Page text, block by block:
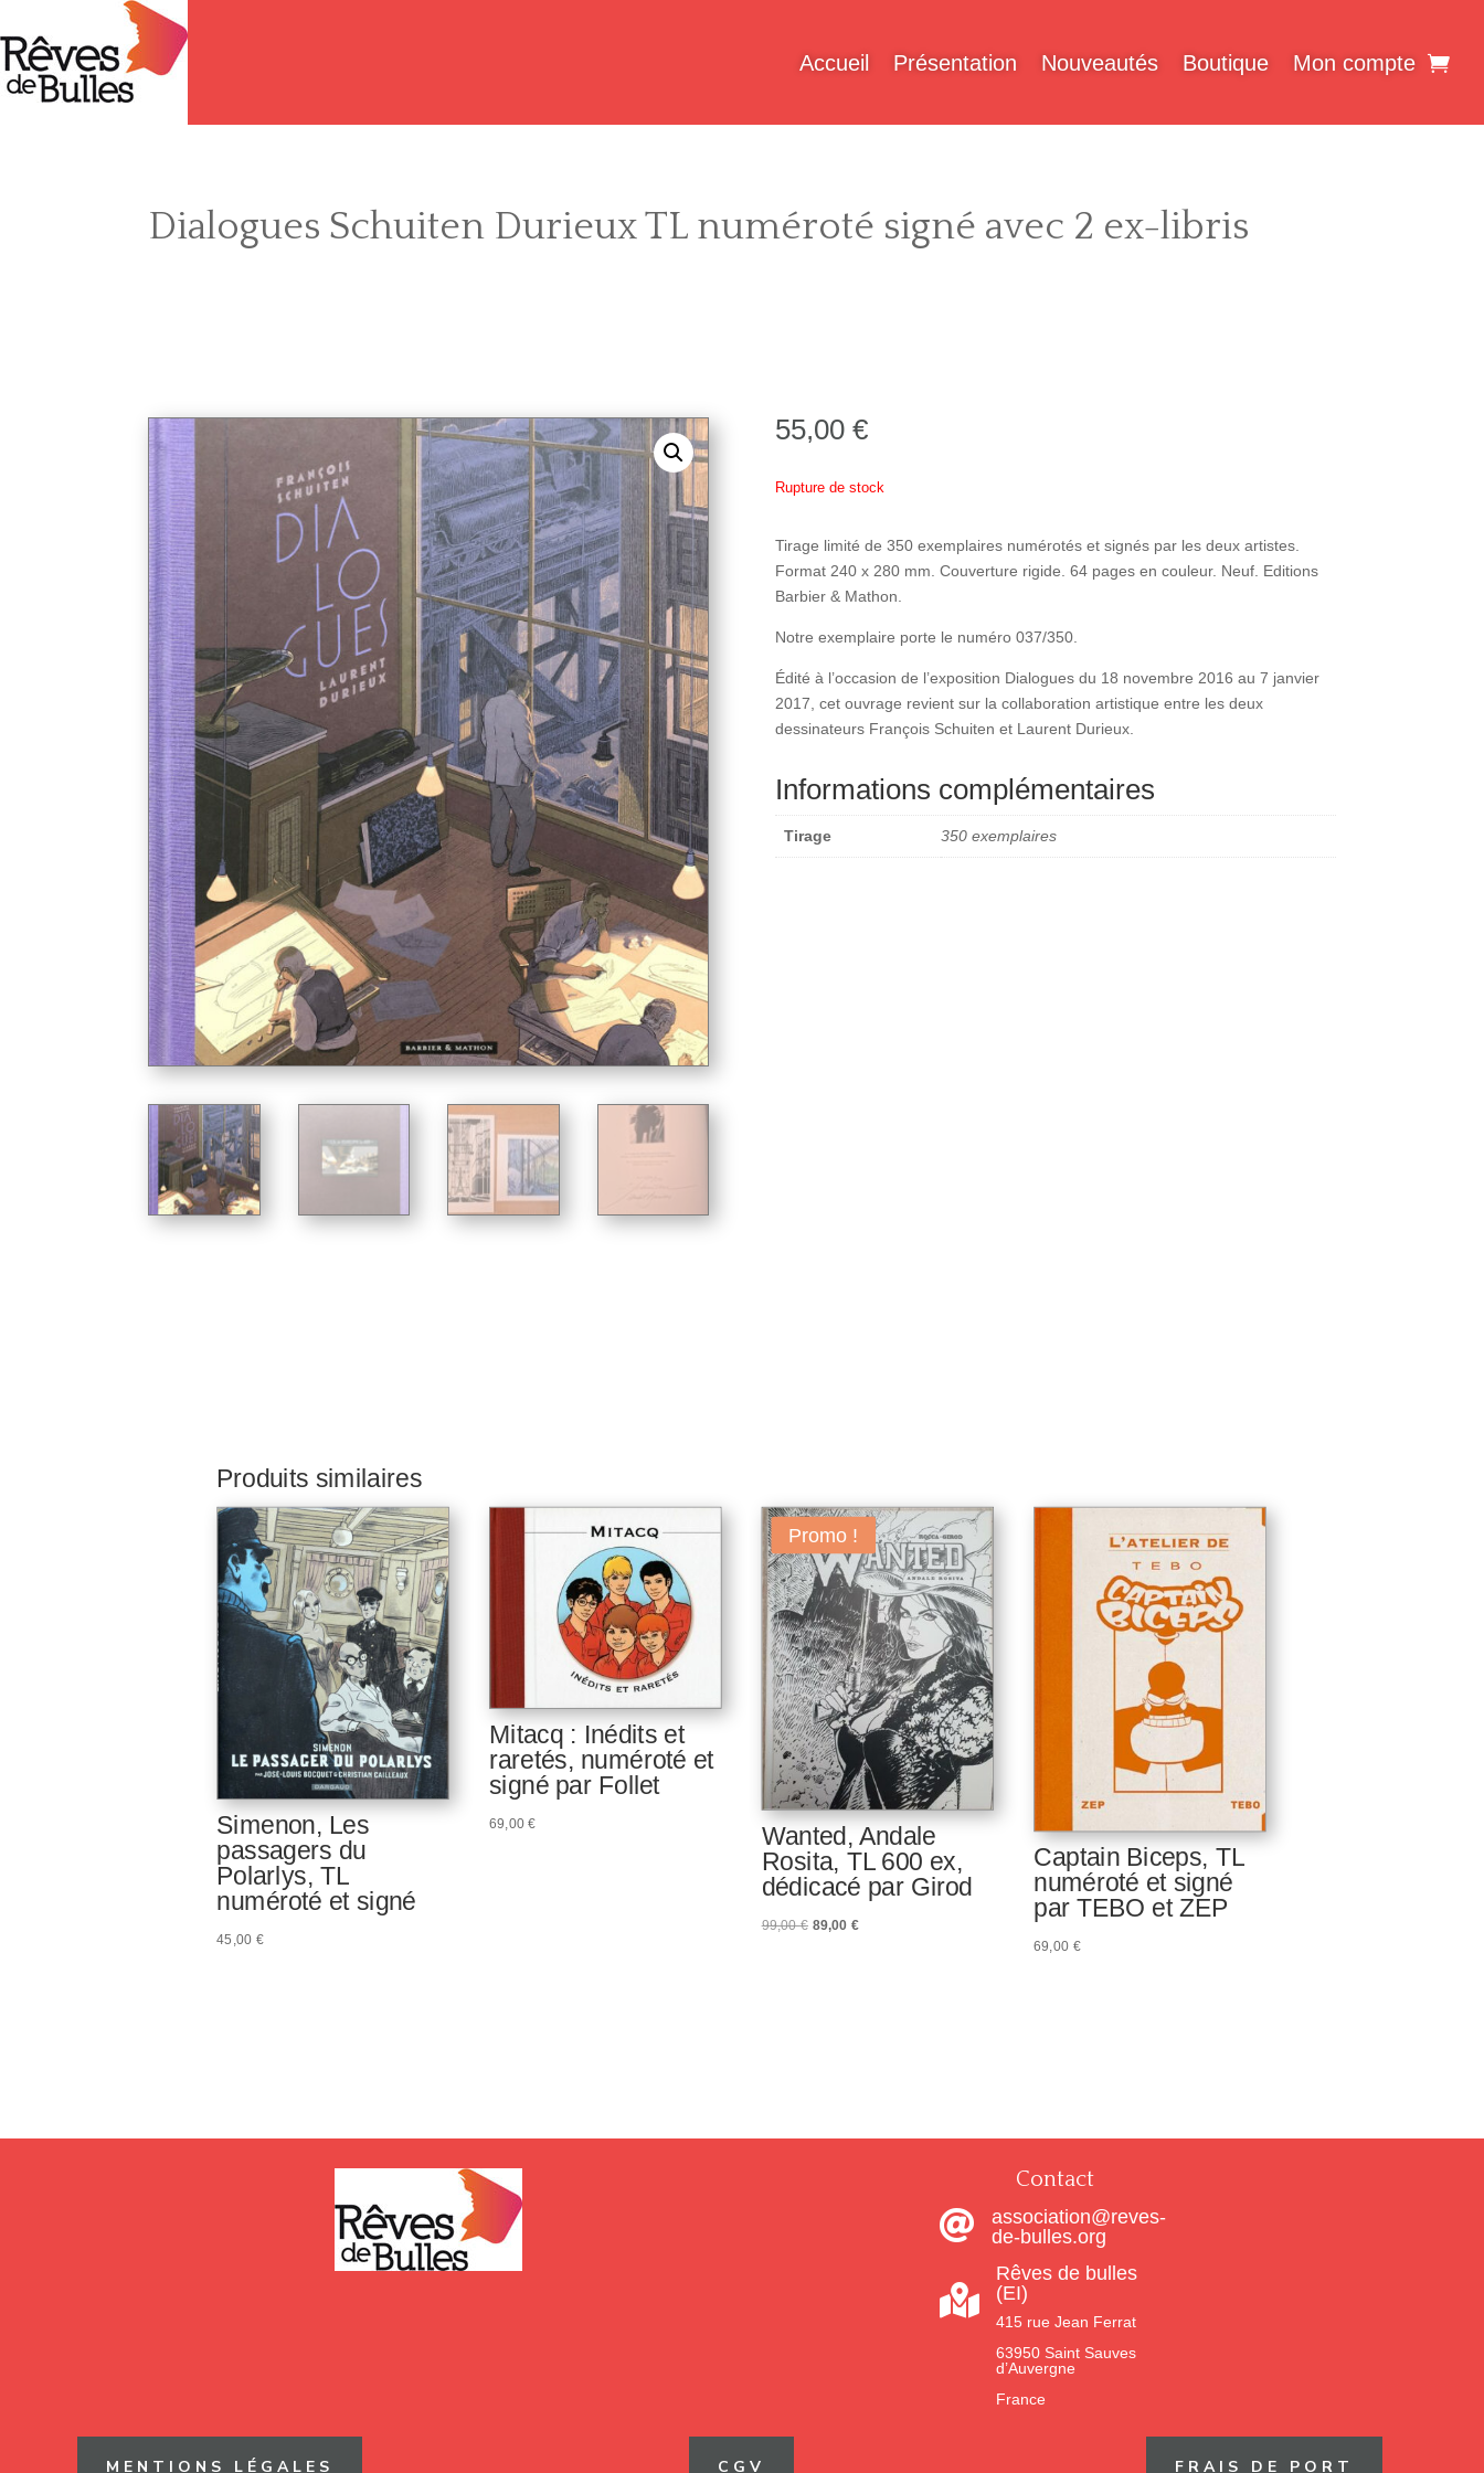
Accueil Présentation Nouveautés Boutique Mon compte
Dialogues Schuiten Durieux TL numéroté signé avec 2 ex-libris
55,00 €
Rupture de stock
Tirage limité de 350 exemplaires numérotés et signés par les deux artistes.
Format 240 x 280 mm. Couverture rigide. 64 pages en couleur. Neuf. Editions
Barbier & Mathon.
Notre exemplaire porte le numéro 037/350.
Édité à l’occasion de l’exposition Dialogues du 18 novembre 2016 au 7 janvier
2017, cet ouvrage revient sur la collaboration artistique entre les deux
dessinateurs François Schuiten et Laurent Durieux.
Informations complémentaires
Tirage 350 exemplaires
Produits similaires
Simenon, Les
passagers du
Polarlys, TL
numéroté et signé
45,00€
Mitacq : Inédits et
raretés, numéroté et
signé par Follet
69,00€
Promo !
Wanted, Andale
Rosita, TL 600 ex,
dédicacé par Girod
99,00€ Le
89,00€Le
Captain Biceps, TL
numéroté et signé
par TEBO et ZEP
69,00 €
Contact

association@reves-
de-bulles.org

Rêves de bulles
(EI)
415 rue Jean Ferrat
63950 Saint Sauves
d’Auvergne
France
MENTIONS LÉGALES CGV FRAIS DE PORT